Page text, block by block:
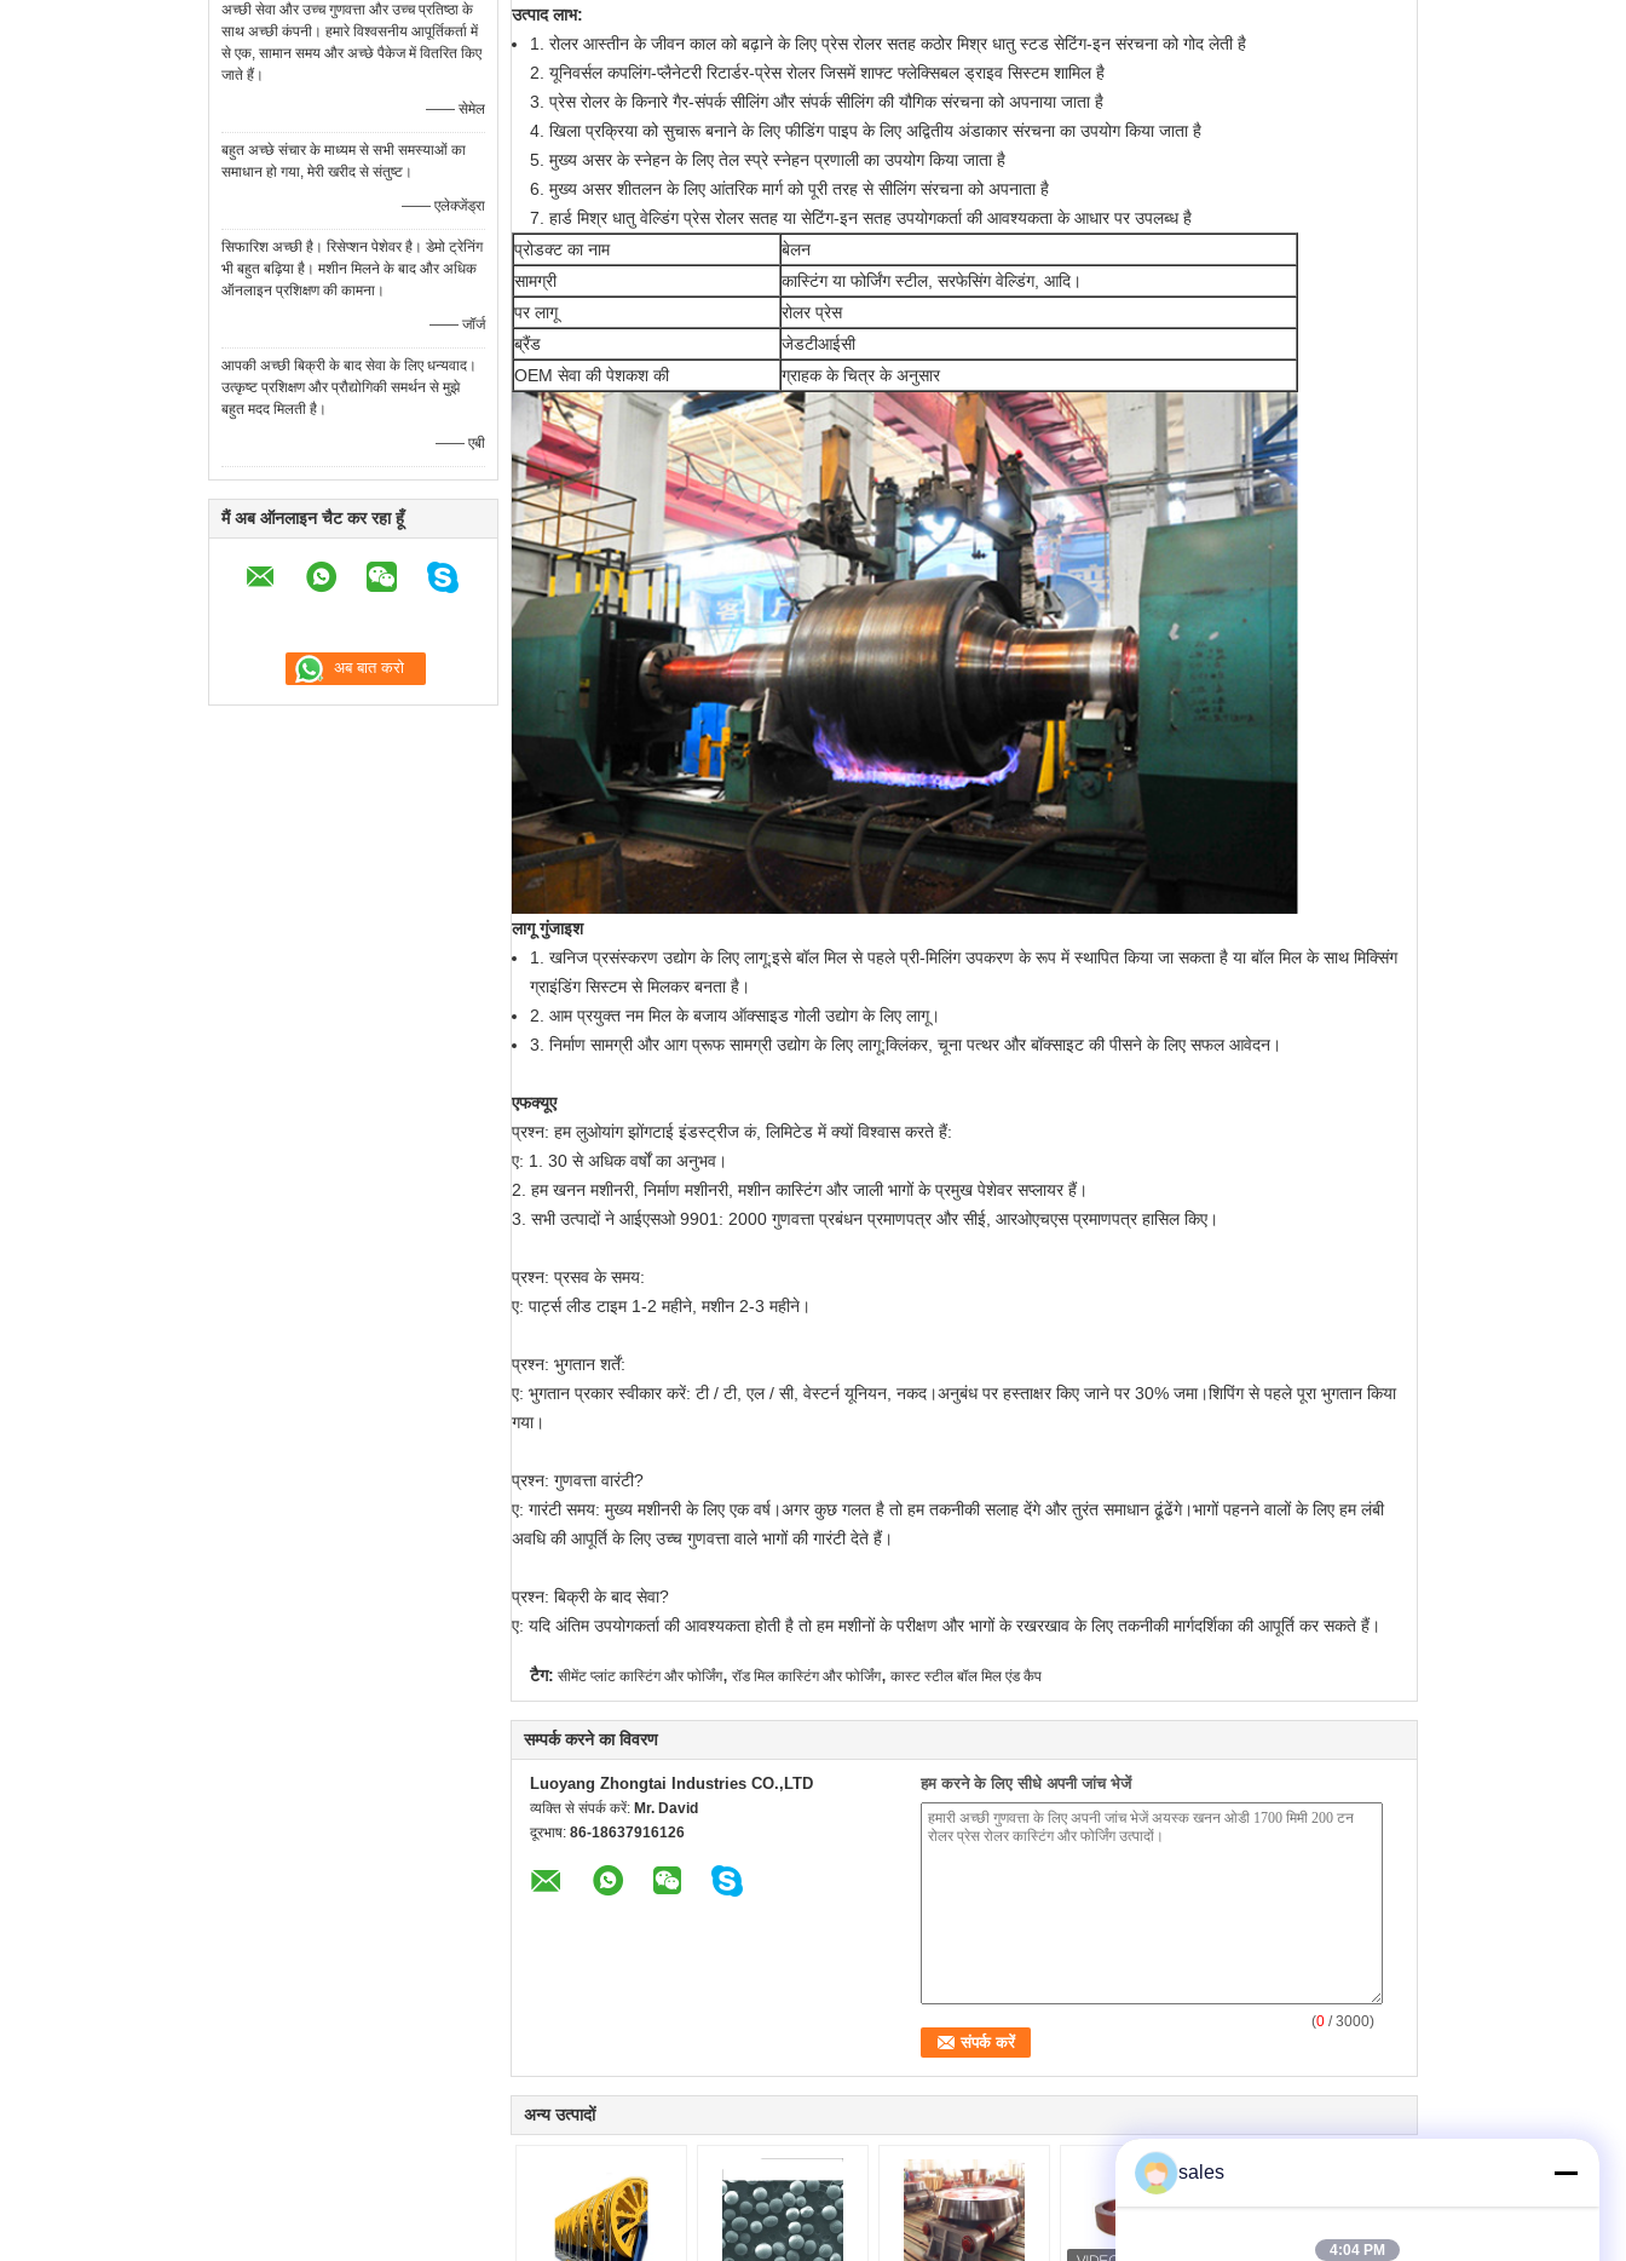
अच्छी सेवा और उच्च गुणवत्ता और उच्च प्रतिष्ठा के
साथ अच्छी कंपनी। हमारे विश्वसनीय आपूर्तिकर्ता में
से एक, सामान समय और अच्छे पैकेज में वितरित किए
जाते हैं।
—— सेमेल
बहुत अच्छे संचार के माध्यम से सभी समस्याओं का
समाधान हो गया, मेरी खरीद से संतुष्ट।
—— एलेक्जेंड्रा
सिफारिश अच्छी है। रिसेप्शन पेशेवर है। डेमो ट्रेनिंग
भी बहुत बढ़िया है। मशीन मिलने के बाद और अधिक
ऑनलाइन प्रशिक्षण की कामना।
—— जॉर्ज
आपकी अच्छी बिक्री के बाद सेवा के लिए धन्यवाद।
उत्कृष्ट प्रशिक्षण और प्रौद्योगिकी समर्थन से मुझे
बहुत मदद मिलती है।
—— एबी
मैं अब ऑनलाइन चैट कर रहा हूँ
उत्पाद लाभ:
1. रोलर आस्तीन के जीवन काल को बढ़ाने के लिए प्रेस रोलर सतह कठोर मिश्र धातु स्टड सेटिंग-इन संरचना को गोद लेती है
2. यूनिवर्सल कपलिंग-प्लैनेटरी रिटार्डर-प्रेस रोलर जिसमें शाफ्ट फ्लेक्सिबल ड्राइव सिस्टम शामिल है
3. प्रेस रोलर के किनारे गैर-संपर्क सीलिंग और संपर्क सीलिंग की यौगिक संरचना को अपनाया जाता है
4. खिला प्रक्रिया को सुचारू बनाने के लिए फीडिंग पाइप के लिए अद्वितीय अंडाकार संरचना का उपयोग किया जाता है
5. मुख्य असर के स्नेहन के लिए तेल स्प्रे स्नेहन प्रणाली का उपयोग किया जाता है
6. मुख्य असर शीतलन के लिए आंतरिक मार्ग को पूरी तरह से सीलिंग संरचना को अपनाता है
7. हार्ड मिश्र धातु वेल्डिंग प्रेस रोलर सतह या सेटिंग-इन सतह उपयोगकर्ता की आवश्यकता के आधार पर उपलब्ध है
प्रोडक्ट का नाम
बेलन
सामग्री
कास्टिंग या फोर्जिंग स्टील, सरफेसिंग वेल्डिंग, आदि।
पर लागू
रोलर प्रेस
ब्रैंड
जेडटीआईसी
OEM सेवा की पेशकश की
ग्राहक के चित्र के अनुसार
लागू गुंजाइश
1. खनिज प्रसंस्करण उद्योग के लिए लागू;इसे बॉल मिल से पहले प्री-मिलिंग उपकरण के रूप में स्थापित किया जा सकता है या बॉल मिल के साथ मिक्सिंग
ग्राइंडिंग सिस्टम से मिलकर बनता है।
2. आम प्रयुक्त नम मिल के बजाय ऑक्साइड गोली उद्योग के लिए लागू।
3. निर्माण सामग्री और आग प्रूफ सामग्री उद्योग के लिए लागू;क्लिंकर, चूना पत्थर और बॉक्साइट की पीसने के लिए सफल आवेदन।
एफक्यूए
प्रश्न: हम लुओयांग झोंगटाई इंडस्ट्रीज कं, लिमिटेड में क्यों विश्वास करते हैं:
ए: 1. 30 से अधिक वर्षों का अनुभव।
2. हम खनन मशीनरी, निर्माण मशीनरी, मशीन कास्टिंग और जाली भागों के प्रमुख पेशेवर सप्लायर हैं।
3. सभी उत्पादों ने आईएसओ 9901: 2000 गुणवत्ता प्रबंधन प्रमाणपत्र और सीई, आरओएचएस प्रमाणपत्र हासिल किए।
प्रश्न: प्रसव के समय:
ए: पार्ट्स लीड टाइम 1-2 महीने, मशीन 2-3 महीने।
प्रश्न: भुगतान शर्तें:
ए: भुगतान प्रकार स्वीकार करें: टी / टी, एल / सी, वेस्टर्न यूनियन, नकद।अनुबंध पर हस्ताक्षर किए जाने पर 30% जमा।शिपिंग से पहले पूरा भुगतान किया
गया।
प्रश्न: गुणवत्ता वारंटी?
ए: गारंटी समय: मुख्य मशीनरी के लिए एक वर्ष।अगर कुछ गलत है तो हम तकनीकी सलाह देंगे और तुरंत समाधान ढूंढेंगे।भागों पहनने वालों के लिए हम लंबी
अवधि की आपूर्ति के लिए उच्च गुणवत्ता वाले भागों की गारंटी देते हैं।
प्रश्न: बिक्री के बाद सेवा?
ए: यदि अंतिम उपयोगकर्ता की आवश्यकता होती है तो हम मशीनों के परीक्षण और भागों के रखरखाव के लिए तकनीकी मार्गदर्शिका की आपूर्ति कर सकते हैं।
टैग: सीमेंट प्लांट कास्टिंग और फोर्जिंग, रॉड मिल कास्टिंग और फोर्जिंग, कास्ट स्टील बॉल मिल एंड कैप
सम्पर्क करने का विवरण
Luoyang Zhongtai Industries CO.,LTD
व्यक्ति से संपर्क करें: Mr. David
दूरभाष: 86-18637916126
हम करने के लिए सीधे अपनी जांच भेजें
(0 / 3000)
अन्य उत्पादों
sales
4:04 PM